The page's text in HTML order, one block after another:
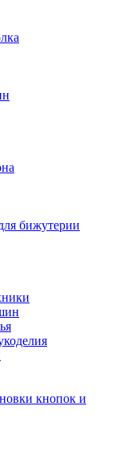
бижутерии
кнопок и